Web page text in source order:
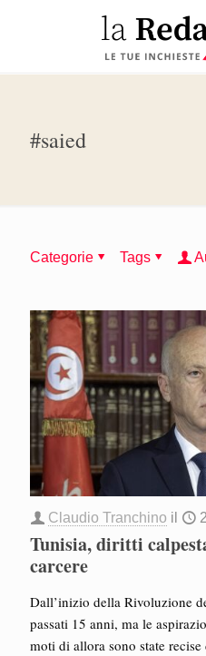
#saied
Categorie Tags
Claudio Tranchino il
Tunisia, diritti
carcere
Dall’inizio della Rivoluzione
passati 15 anni, ma le
moti di allora sono state recise